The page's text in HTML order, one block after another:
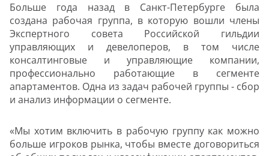
Больше года назад в Санкт-Петербурге была
создана рабочая группа, в которую вошли члены
Экспертного совета Российской гильдии
управляющих и девелоперов, в том числе
консалтинговые и управляющие компании,
профессионально работающие в сегменте
апартаментов. Одна из задач рабочей группы - сбор
и анализ информации о сегменте.
«Мы хотим включить в рабочую группу как можно
больше игроков рынка, чтобы вместе договориться